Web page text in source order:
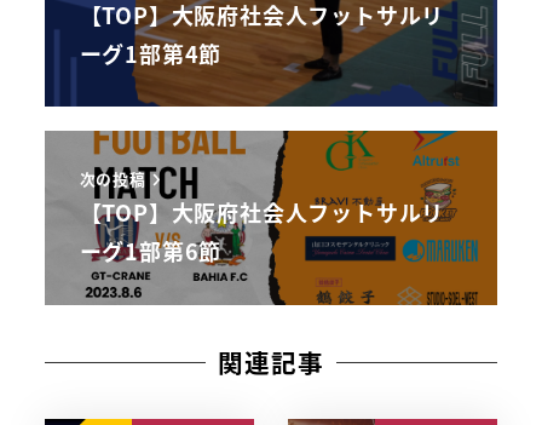
【TOP】大阪府社会人フットサルリ
ーグ1部第4節
次の投稿
【TOP】大阪府社会人フットサルリ
ーグ1部第6節
関連記事